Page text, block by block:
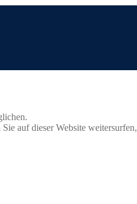
Sie auf dieser Website